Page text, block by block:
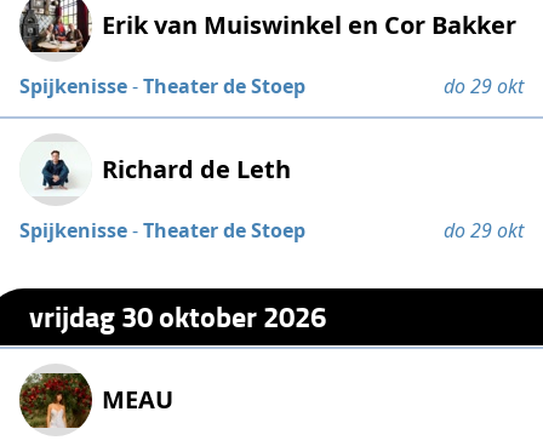
Erik van Muiswinkel en Cor Bakker
Spijkenisse-Theater de Stoep do 29 okt
Richard de Leth
Spijkenisse-Theater de Stoep do 29 okt
vrijdag 30 oktober 2026
MEAU